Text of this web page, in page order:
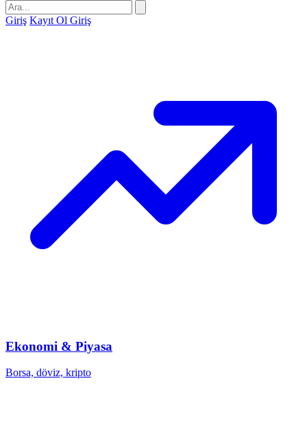
Giriş Kayıt Ol Giriş
Ekonomi & Piyasa
Borsa, döviz, kripto